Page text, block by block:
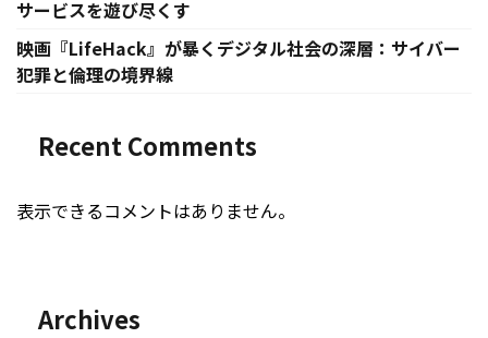
サービスを遊び尽くす
映画『LifeHack』が暴くデジタル社会の深層：サイバー
犯罪と倫理の境界線
Recent Comments
表示できるコメントはありません。
Archives